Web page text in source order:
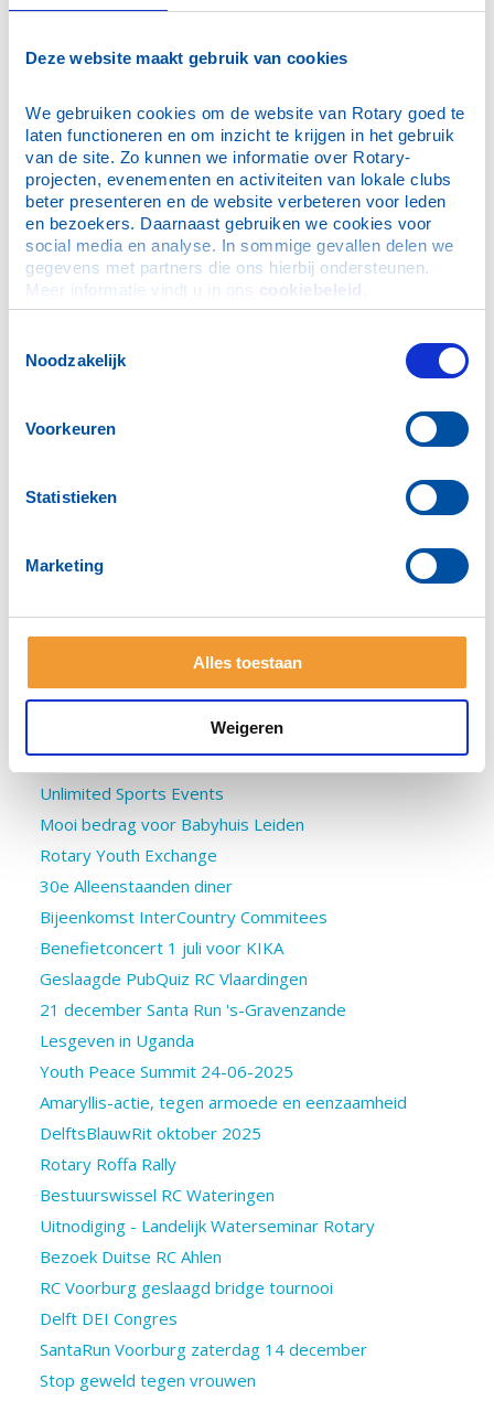
Deze website maakt gebruik van cookies
We gebruiken cookies om de website van Rotary goed te
laten functioneren en om inzicht te krijgen in het gebruik
van de site. Zo kunnen we informatie over Rotary-
projecten, evenementen en activiteiten van lokale clubs
beter presenteren en de website verbeteren voor leden
en bezoekers. Daarnaast gebruiken we cookies voor
social media en analyse. In sommige gevallen delen we
gegevens met partners die ons hierbij ondersteunen.
Meer informatie vindt u in ons cookiebeleid
Noodzakelijk
Voorkeuren
Statistieken
Marketing
Alles toestaan
Weigeren
Letter of Gratitude Oekraïne
Maandbrief november 2024
Waarom Rotary
Nieuws uit Nederland
Vlogs D1600
Kerstbomen voor St. Hulphond
PHF voor Mehmet Akozbek
TRF seminar
Winterwijnen
Speech Hans Lodder Gouverneur Rotary District 1600
Kennismakingsborrels magische voorzitters D1600
Handboek voor Rotarians
Afscheidsspeech Jan de Mooij
Bestuurswissel RC Schiedam
Jan de Mooij
Gouverneurswissel 2025-2026
IHE Studenten en Jaarsverslag
Unlimited Sports Events
Mooi bedrag voor Babyhuis Leiden
Rotary Youth Exchange
30e Alleenstaanden diner
Bijeenkomst InterCountry Commitees
Benefietconcert 1 juli voor KIKA
Geslaagde PubQuiz RC Vlaardingen
21 december Santa Run 's-Gravenzande
Lesgeven in Uganda
Youth Peace Summit 24-06-2025
Amaryllis-actie, tegen armoede en eenzaamheid
DelftsBlauwRit oktober 2025
Rotary Roffa Rally
Bestuurswissel RC Wateringen
Uitnodiging - Landelijk Waterseminar Rotary
Bezoek Duitse RC Ahlen
RC Voorburg geslaagd bridge tournooi
Delft DEI Congres
SantaRun Voorburg zaterdag 14 december
Stop geweld tegen vrouwen